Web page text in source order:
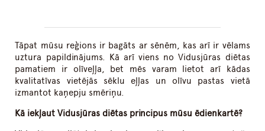
Tāpat mūsu reģions ir bagāts ar sēnēm, kas arī ir vēlams
uztura papildinājums. Kā arī viens no Vidusjūras diētas
pamatiem ir olīveļļa, bet mēs varam lietot arī kādas
kvalitatīvas vietējās sēklu eļļas un olīvu pastas vietā
izmantot kaņepju smēriņu.
Kā iekļaut Vidusjūras diētas principus mūsu ēdienkartē?